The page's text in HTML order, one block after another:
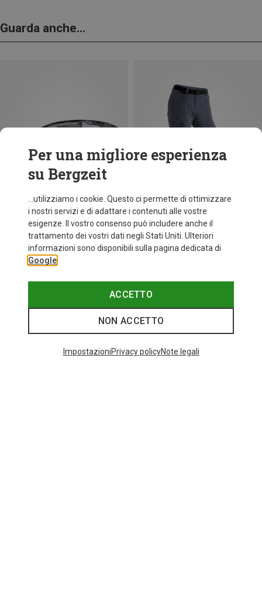
Guarda anche...
Risparmi 25% fino a 31%
Categories speciali
Per una migliore esperienza
su Bergzeit
...utilizziamo i cookie. Questo ci permette di ottimizzare
i nostri servizi e di adattare i contenuti alle vostre
esigenze. Il vostro consenso può includere anche il
trattamento dei vostri dati negli Stati Uniti. Ulteriori
informazioni sono disponibili sulla pagina dedicata di
Google
ACCETTO
NON ACCETTO
ImpostazioniPrivacy policyNote legali